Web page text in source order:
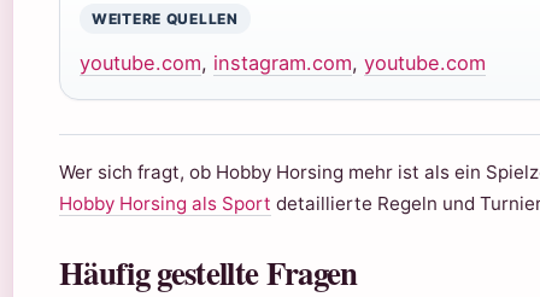
WEITERE QUELLEN
youtube.com, instagram.com, youtube.com
Wer sich fragt, ob Hobby Horsing mehr ist als ein
Hobby Horsing als Sport detaillierte Regeln und
Häufig gestellte Fragen